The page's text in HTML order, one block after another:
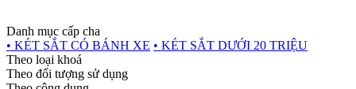
Danh mục cấp cha
• KÉT SẮT CÓ BÁNH XE • KÉT SẮT DƯỚI 20 TRIỆU
Theo loại khoá
Theo đối tượng sử dụng